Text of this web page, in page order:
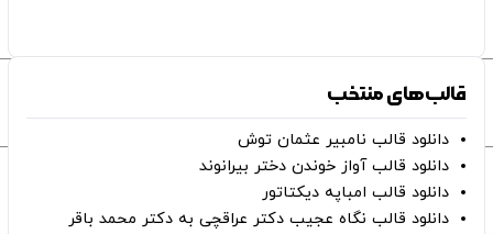
قالب‌های منتخب
دانلود قالب نامبیر عثمان ‌توش
دانلود قالب آواز خوندن دختر بیرانوند
دانلود قالب امباپه دیکتاتور
دانلود قالب نگاه عجیب دکتر عراقچی به دکتر محمد باقر